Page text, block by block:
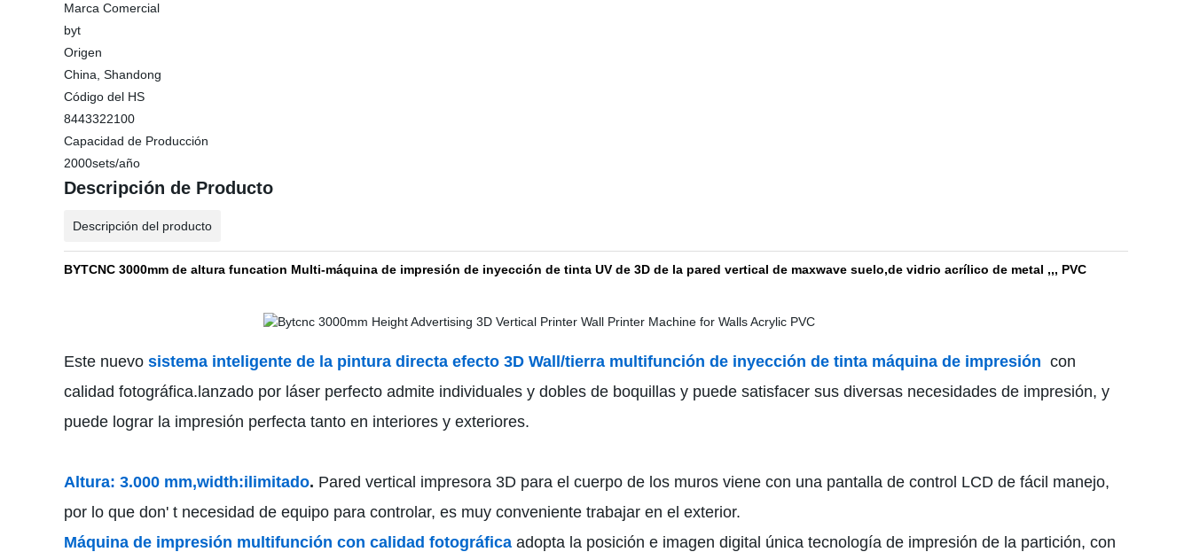
Marca Comercial
byt
Origen
China, Shandong
Código del HS
8443322100
Capacidad de Producción
2000sets/año
Descripción de Producto
Descripción del producto
BYTCNC 3000mm de altura funcation Multi-máquina de impresión de inyección de tinta UV de 3D de la pared vertical de maxwave suelo,de vidrio acrílico de metal ,,, PVC
Este nuevo sistema inteligente de la pintura directa efecto 3D Wall/tierra multifunción de inyección de tinta máquina de impresión con
calidad fotográfica.lanzado por láser perfecto admite individuales y dobles de boquillas y puede satisfacer sus diversas necesidades de impresión, y
puede lograr la impresión perfecta tanto en interiores y exteriores.
Altura: 3.000 mm,width:ilimitado. Pared vertical impresora 3D para el cuerpo de los muros viene con una pantalla de control LCD de fácil manejo,
por lo que don' t necesidad de equipo para controlar, es muy conveniente trabajar en el exterior.
Máquina de impresión multifunción con calidad fotográfica adopta la posición e imagen digital única tecnología de impresión de la partición, con